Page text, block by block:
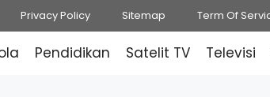
Privacy Policy Sitemap Term Of
Pendidikan Satelit TV Televisi